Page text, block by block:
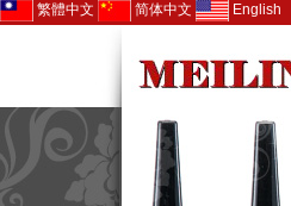
繁體中文 简体中文 English